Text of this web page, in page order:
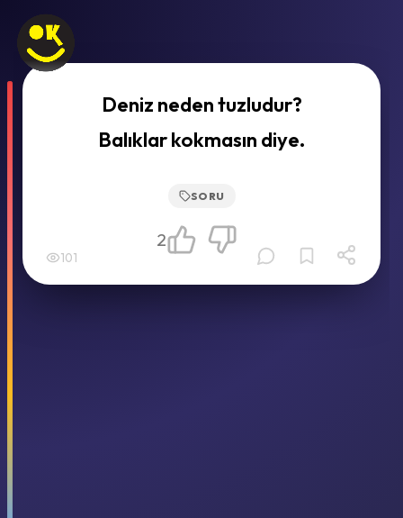
Deniz neden tuzludur?
Balıklar kokmasın diye.
SORU
101
2